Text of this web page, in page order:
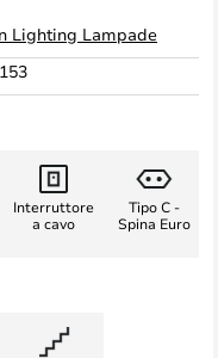
Lighting Lampade
Interruttore
a cavo
Tipo C -
Spina Euro